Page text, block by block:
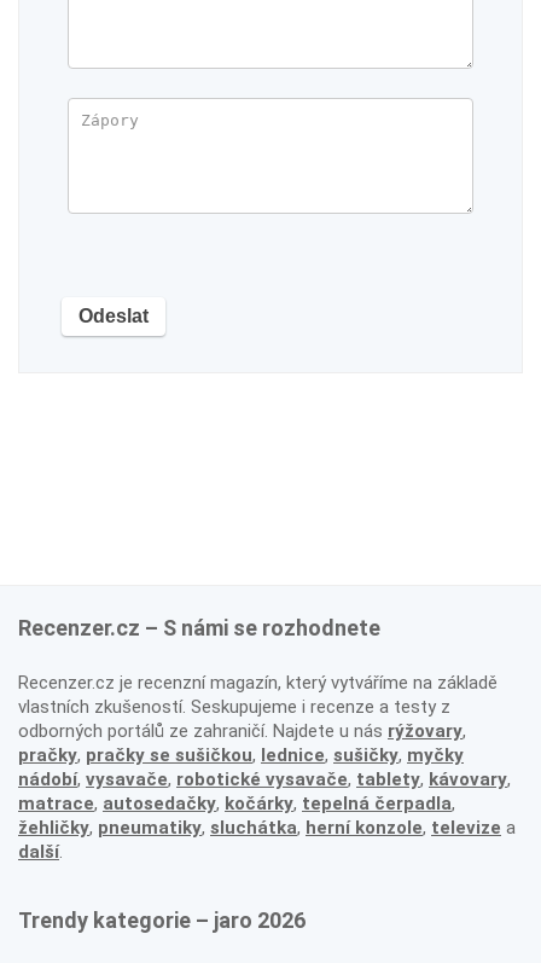
Recenzer.cz – S námi se rozhodnete
Recenzer.cz je recenzní magazín, který vytváříme na základě
vlastních zkušeností. Seskupujeme i recenze a testy z
odborných portálů ze zahraničí. Najdete u nás rýžovary,
pračky, pračky se sušičkou, lednice, sušičky, myčky
nádobí, vysavače, robotické vysavače, tablety, kávovary,
matrace, autosedačky, kočárky, tepelná čerpadla,
žehličky, pneumatiky, sluchátka, herní konzole, televize a
další.
Trendy kategorie – jaro 2026